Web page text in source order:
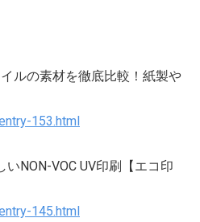
ルの素材を徹底比較！紙製や
153.html
NON-VOC UV印刷【エコ印
145.html